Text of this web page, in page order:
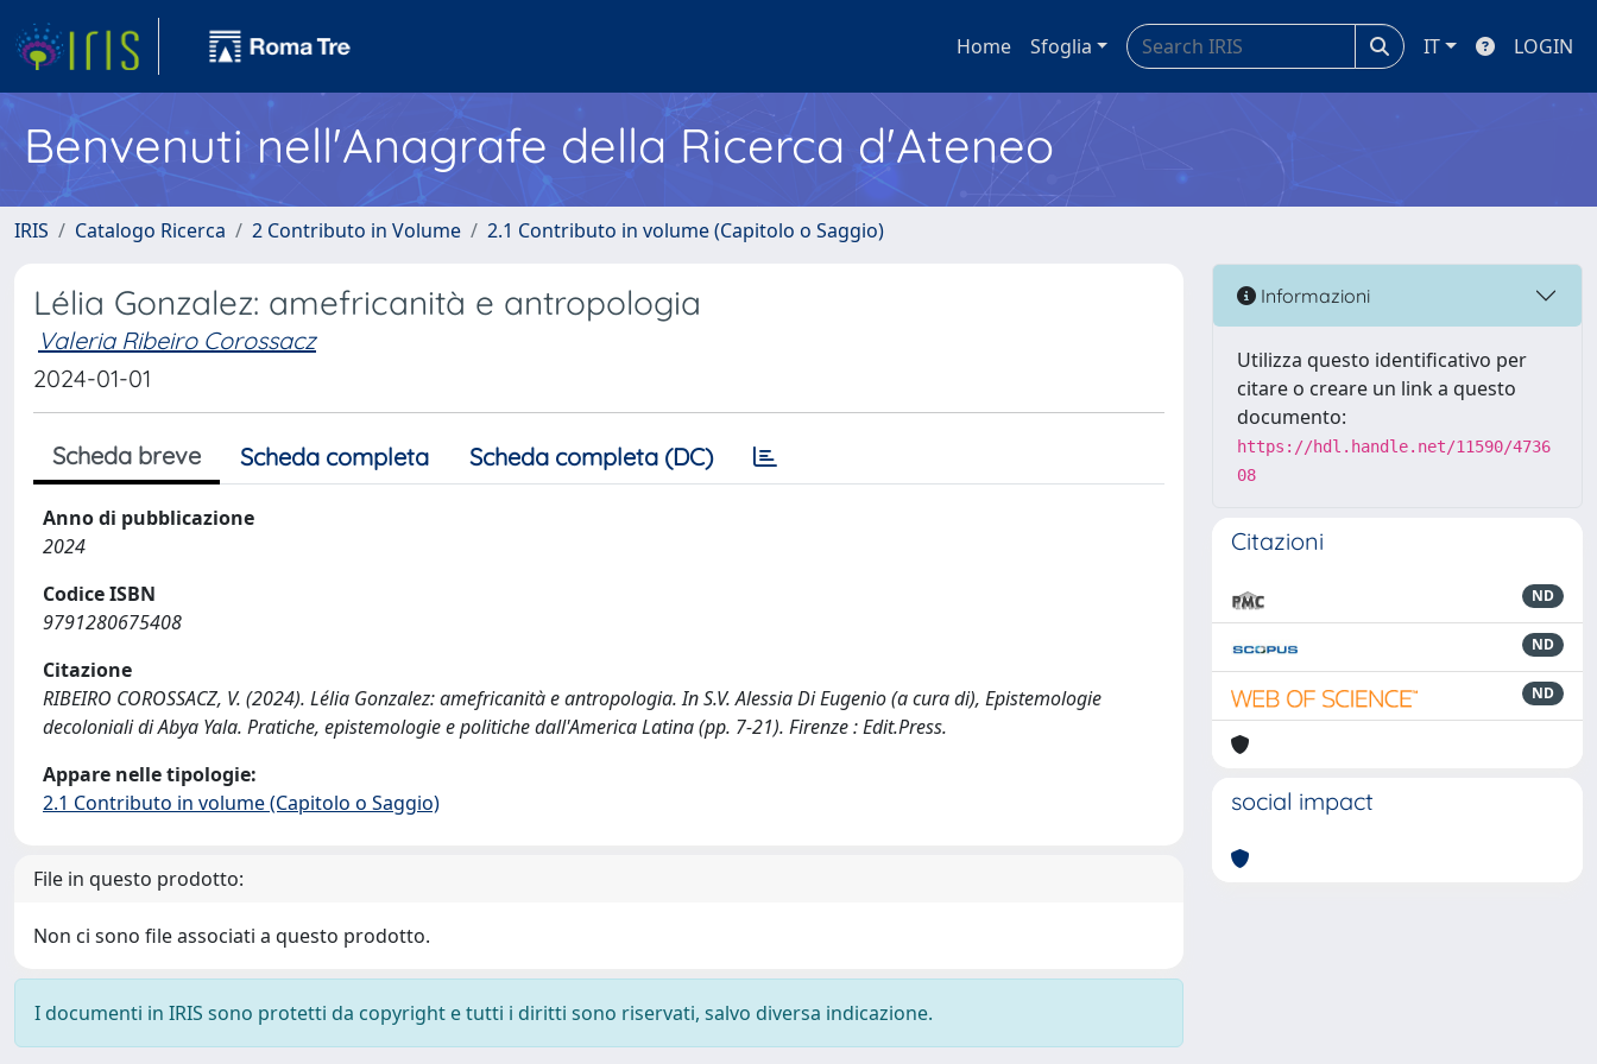
Home Sfoglia IT LOGIN
Benvenuti nell'Anagrafe della Ricerca d'Ateneo
IRIS Catalogo Ricerca 2 Contributo in Volume 2.1 Contributo in volume (Capitolo o Saggio)
Lélia Gonzalez: amefricanità e antropologia
Valeria Ribeiro Corossacz
2024-01-01
Scheda breve Scheda completa Scheda completa (DC)
Anno di pubblicazione
2024
Codice ISBN
9791280675408
Citazione
RIBEIRO COROSSACZ, V. (2024). Lélia Gonzalez: amefricanità e antropologia. In S.V. Alessia Di Eugenio (a cura di), Epistemologie
decoloniali di Abya Yala. Pratiche, epistemologie e politiche dall'America Latina (pp. 7-21). Firenze : Edit.Press.
Appare nelle tipologie:
2.1 Contributo in volume (Capitolo o Saggio)
File in questo prodotto:
Non ci sono file associati a questo prodotto.
I documenti in IRIS sono protetti da copyright e tutti i diritti sono riservati, salvo diversa indicazione.
Informazioni
Utilizza questo identificativo per
citare o creare un link a questo
documento:
https://hdl.handle.net/11590/4736
08
Citazioni
ND
ND
ND
social impact